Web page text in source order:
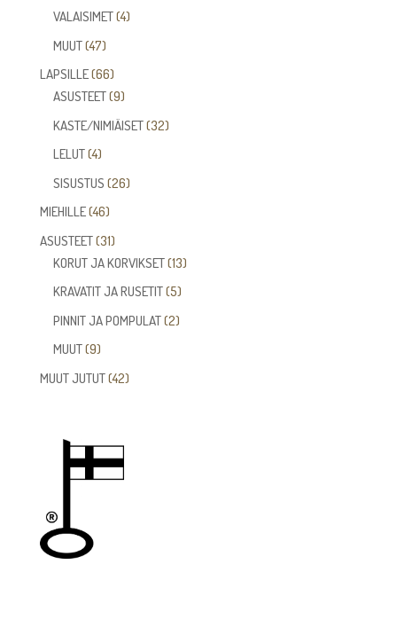
VALAISIMET 44
MUUT 4747
tuotetta
LAPSILLE 6666
tuotetta
ASUSTEET 99
tuotetta
KASTE/NIMIÄISET 3232
LELUT 44
tuotetta
SISUSTUS 2626
MIEHILLE 4646
tuotetta
ASUSTEET 3131
tuotetta
KORUT JA KORVIKSET 1313
KRAVATIT JA RUSETIT 55
tuotetta
PINNIT JA POMPULAT 22
MUUT 99
tuotetta
MUUT JUTUT 4242